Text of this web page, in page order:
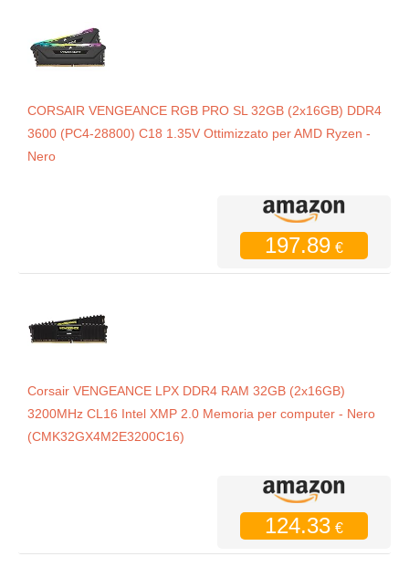
CORSAIR VENGEANCE RGB PRO SL 32GB (2x16GB) DDR4
3600 (PC4-28800) C18 1.35V Ottimizzato per AMD Ryzen -
Nero
197.89 €
Corsair VENGEANCE LPX DDR4 RAM 32GB (2x16GB)
3200MHz CL16 Intel XMP 2.0 Memoria per computer - Nero
(CMK32GX4M2E3200C16)
124.33 €